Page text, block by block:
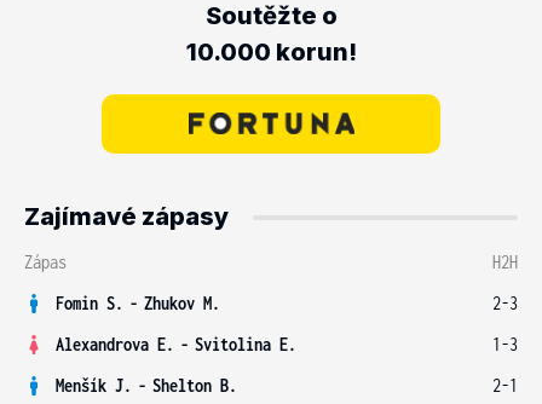
Soutěžte o
10.000 korun!
Zajímavé zápasy
Zápas
H2H
Fomin S. - Zhukov M.
2-3
Alexandrova E. - Svitolina E.
1-3
Menšík J. - Shelton B.
2-1